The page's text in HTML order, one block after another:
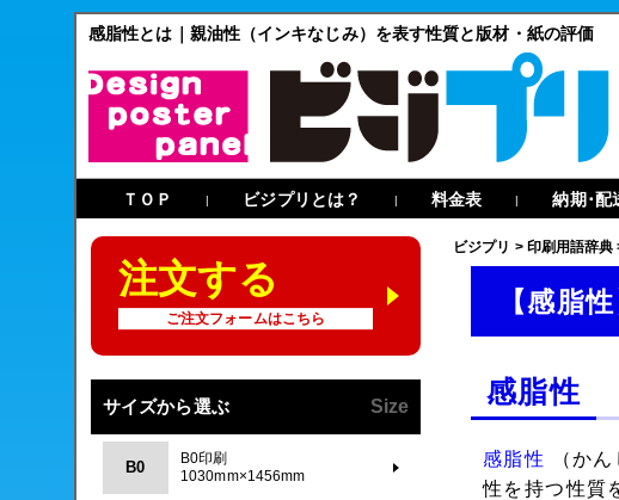
感脂性とは｜親油性（インキなじみ）を表す性質と版材・紙の評価
ＴＯＰ | ビジプリとは？ | 料金表 | 納期･配
ビジプリ > 印刷用語辞典
【感脂
感脂性
感脂性
（か
性を持つ性質
注文する
ご注文フォームはこちら
サイズから選ぶ Size
B0
B0印刷
1030mm×1456mm